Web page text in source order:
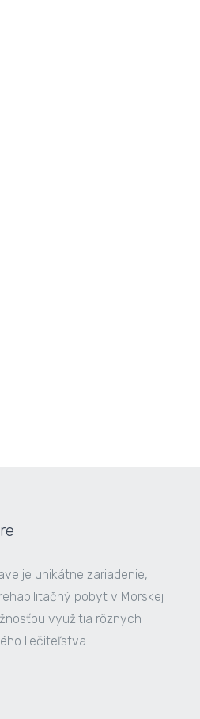
je unikátne zariadenie,
pobyt v Morskej
využitia rôznych
liečiteľstva.